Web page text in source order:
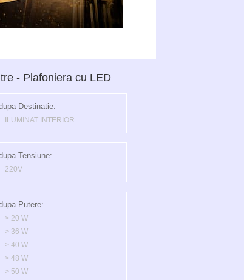
- Plafoniera cu LED
Destinatie:
ILUMINAT INTERIOR
Tensiune:
220V
Putere:
> 20 W
> 36 W
> 40 W
> 48 W
> 50 W